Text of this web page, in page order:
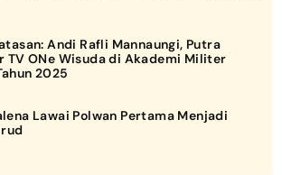
Andi Rafli Mannaungi, Putra
TV ONe Wisuda di Akademi Militer
2025
Lawai Polwan Pertama Menjadi